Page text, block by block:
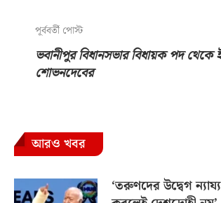
পূর্ববর্তী পোস্ট
ভবানীপুর বিধানসভার বিধায়ক পদ থেকে
শোভনদেবের
আরও খবর
‘তরুণদের উদ্বেগ